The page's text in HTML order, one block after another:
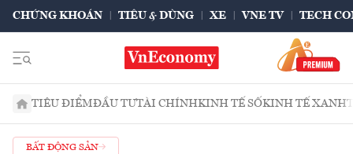
CHỨNG KHOÁN TIÊU & DÙNG XE VNE TV TECH
TIÊU ĐIỂMĐẦU TƯTÀI CHÍNHKINH TẾ SỐKINH TẾ XANH
BẤT ĐỘNG SẢN